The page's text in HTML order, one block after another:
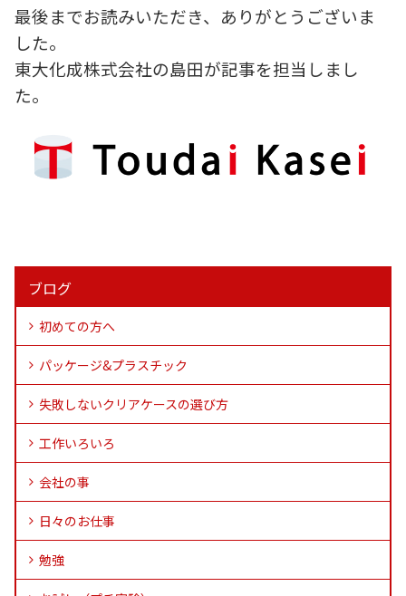
最後までお読みいただき、ありがとうございま
した。
東大化成株式会社の島田が記事を担当しまし
た。
ブログ
初めての方へ
パッケージ&プラスチック
失敗しないクリアケースの選び方
工作いろいろ
会社の事
日々のお仕事
勉強